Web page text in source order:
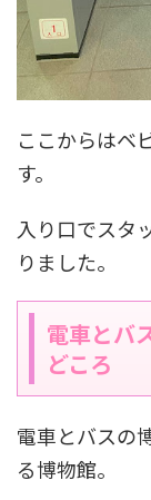
ここからはベ
す。
入り口でスタ
りました。
電車とバ
どころ
電車とバスの
る博物館。